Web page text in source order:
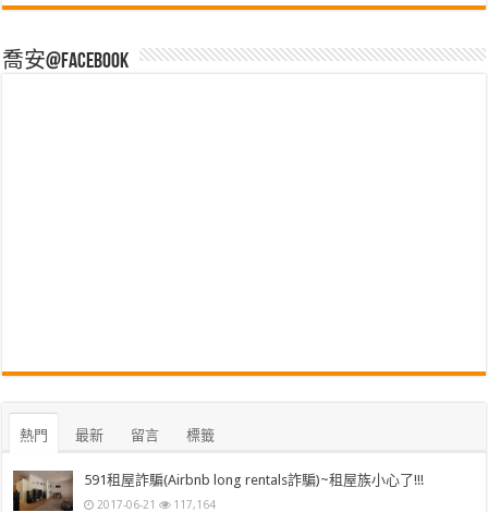
喬安@Facebook
熱門 最新 留言 標籤
591租屋詐騙(Airbnb long rentals詐騙)~租屋族小心了!!!
2017-06-21 117,164